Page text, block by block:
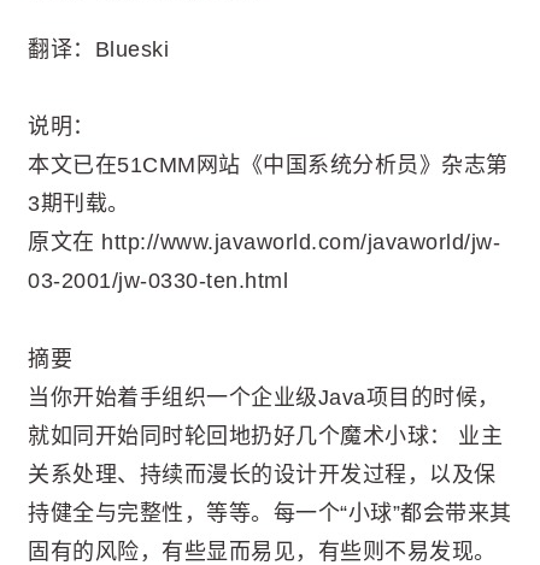
翻译：Blueski
说明：
本文已在51CMM网站《中国系统分析员》杂志第
3期刊载。
原文在 http://www.javaworld.com/javaworld/jw-
03-2001/jw-0330-ten.html
摘要
当你开始着手组织一个企业级Java项目的时候，
就如同开始同时轮回地扔好几个魔术小球： 业主
关系处理、持续而漫长的设计开发过程，以及保
持健全与完整性，等等。每一个“小球”都会带来其
固有的风险，有些显而易见，有些则不易发现。